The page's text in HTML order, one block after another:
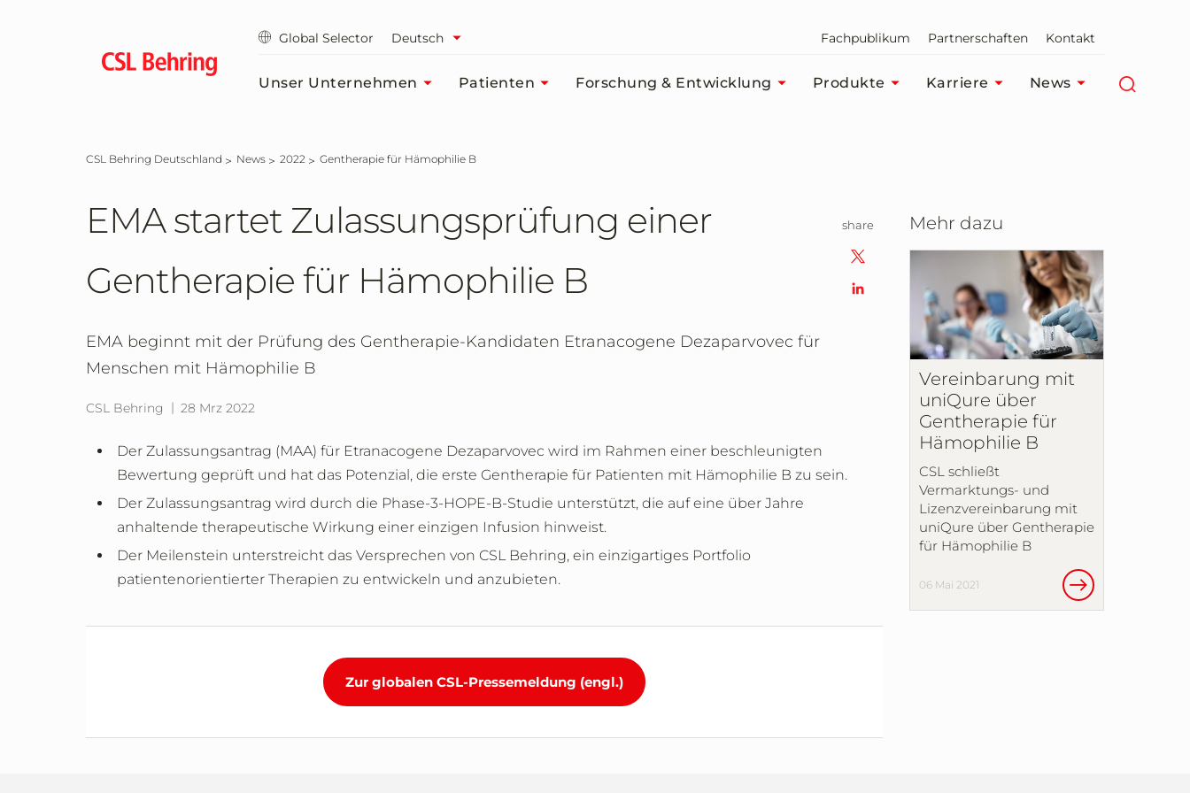
Global Selector Deutsch Fachpublikum Partnerschaften Kontakt
Unser Unternehmen Patienten Forschung & Entwicklung Produkte Karriere News
CSL Behring Deutschland News 2022 Gentherapie für Hämophilie B
EMA startet Zulassungsprüfung einer
Gentherapie für Hämophilie B
EMA beginnt mit der Prüfung des Gentherapie-Kandidaten Etranacogene Dezaparvovec für
Menschen mit Hämophilie B
CSL Behring 28 Mrz 2022
Der Zulassungsantrag (MAA) für Etranacogene Dezaparvovec wird im Rahmen einer beschleunigten
Bewertung geprüft und hat das Potenzial, die erste Gentherapie für Patienten mit Hämophilie B zu sein.
Der Zulassungsantrag wird durch die Phase-3-HOPE-B-Studie unterstützt, die auf eine über Jahre
anhaltende therapeutische Wirkung einer einzigen Infusion hinweist.
Der Meilenstein unterstreicht das Versprechen von CSL Behring, ein einzigartiges Portfolio
patientenorientierter Therapien zu entwickeln und anzubieten.
Zur globalen CSL-Pressemeldung (engl.)
share Mehr dazu
Vereinbarung mit
uniQure über
Gentherapie für
Hämophilie B
CSL schließt
Vermarktungs- und
Lizenzvereinbarung mit
uniQure über Gentherapie
für Hämophilie B
06 Mai 2021